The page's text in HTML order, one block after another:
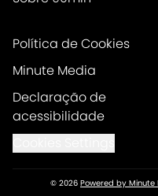
Política de Cookies
Minute Media
Declaração de
acessibilidade
© 2026 Powered by Minute